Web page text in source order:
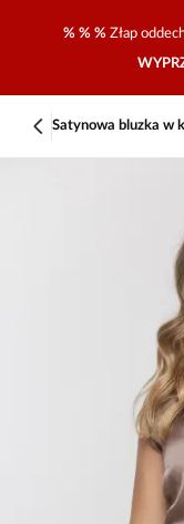
% % % Złap
Satynowa bluzka w